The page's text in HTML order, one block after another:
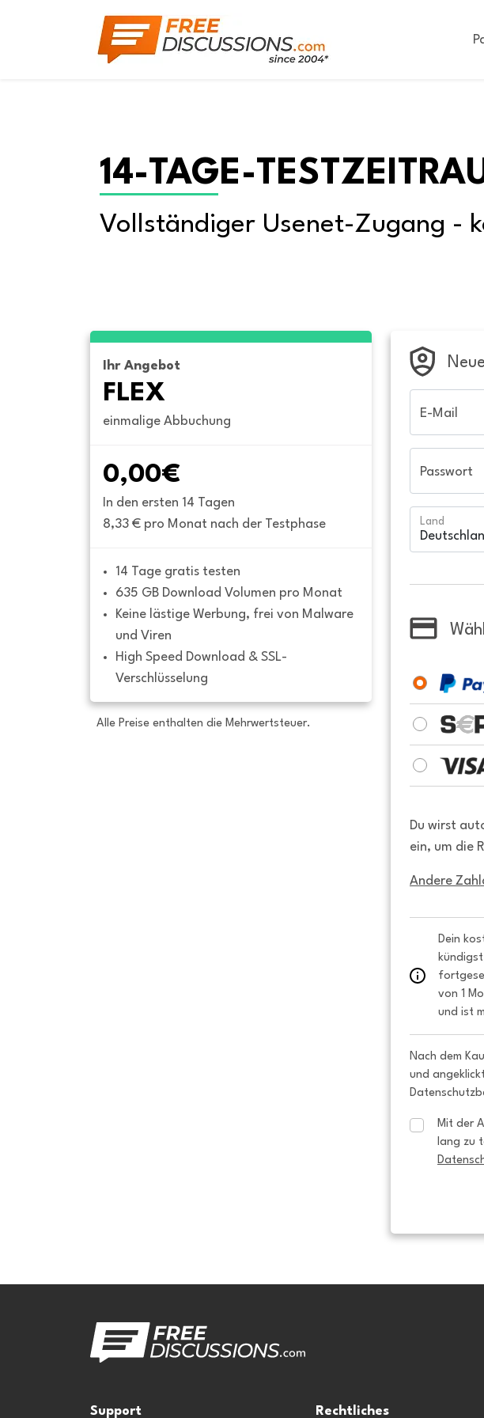
14-TAGE-
Vollständiger Usenet-Zugang -
Ihr Angebot
FLEX
einmalige Abbuchung
0,00€
In den ersten 14 Tagen
8,33 € pro Monat nach der Testphase
14 Tage gratis testen
635 GB Download Volumen pro Monat
Keine lästige Werbung, frei von Malware
und Viren
High Speed Download & SSL-
Verschlüsselung
Alle Preise enthalten die Mehrwertsteuer.
E-Mail
Passwort
Land
Du wirst
ein, um die
Andere
Dein
von 1
und ist
Nach dem
und
Mit der
lang zu
Support Rechtliches